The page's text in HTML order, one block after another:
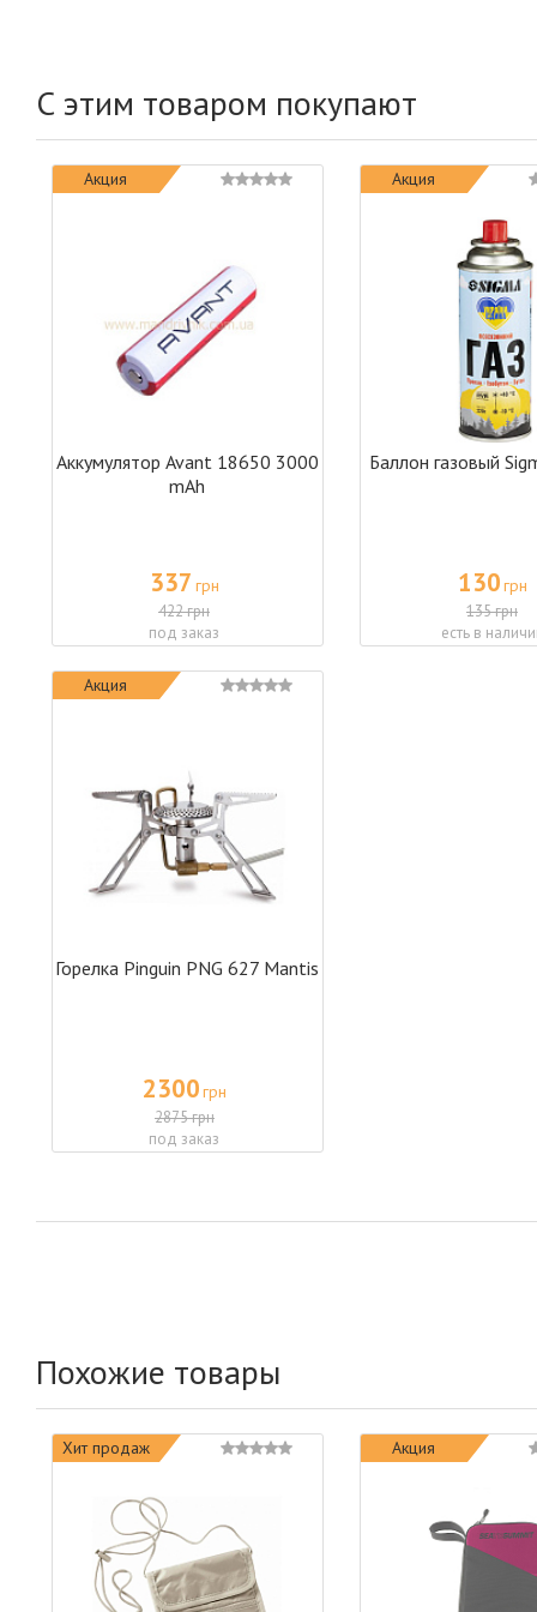
С этим товаром покупают
Акция
Аккумулятор Avant 18650 3000
mAh
337 грн
422 грн
под заказ
Акция
Баллон газовый
130грн
135 грн
есть в
Акция
Горелка Pinguin PNG 627 Mantis
2300грн
2875 грн
под заказ
Похожие товары
Хит продаж Акция